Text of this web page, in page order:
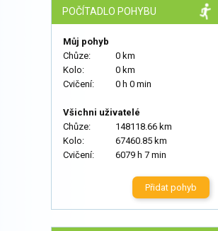
POČÍTADLO POHYBU
Můj pohyb
Chůze:
0 km
Kolo:
0 km
Cvičení:
0 h 0 min
Všichni uživatelé
Chůze:
148118.66 km
Kolo:
67460.85 km
Cvičení:
6079 h 7 min
Přidat pohyb